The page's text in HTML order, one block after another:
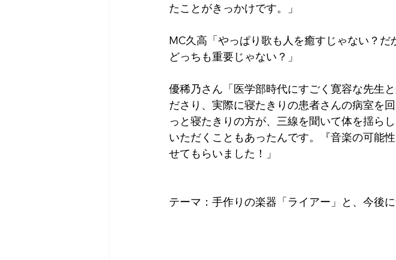
たことがきっかけです。」
MC久高「やっぱり歌も人を癒すじゃない？だ
どっちも重要じゃない？」
優稀乃さん「医学部時代にすごく寛容な先生
ださり、実際に寝たきりの患者さんの病室を
っと寝たきりの方が、三線を聞いて体を揺ら
いただくこともあったんです。『音楽の可能
せてもらいました！」
テーマ：手作りの楽器「ライアー」と、今後